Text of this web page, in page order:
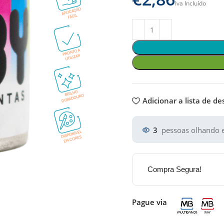
Adicionar a lista de
3 pessoas olhando
Compra Segura!
Pague via